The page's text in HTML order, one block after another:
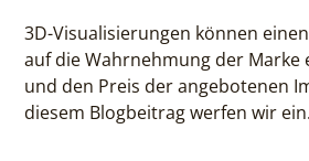
3D-Visualisierungen können
auf die Wahrnehmung der Marke
und den Preis der angebotenen
diesem Blogbeitrag werfen wir